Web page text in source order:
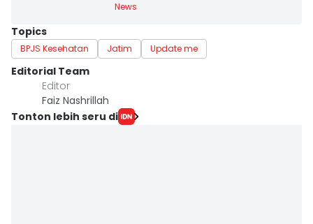
News
Topics
BPJS Kesehatan Jatim Update me
Editorial Team
Editor
Faiz Nashrillah
Tonton lebih seru di